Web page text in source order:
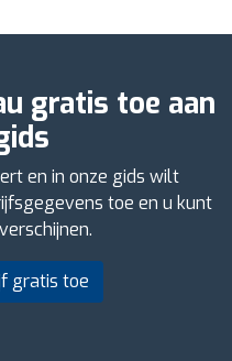
gratis toe aan
en in onze gids wilt
toe en u kunt
gratis toe